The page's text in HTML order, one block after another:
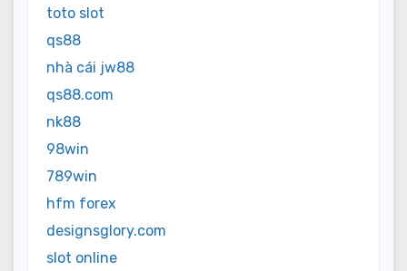
toto slot
qs88
nhà cái jw88
qs88.com
nk88
98win
789win
hfm forex
designsglory.com
slot online